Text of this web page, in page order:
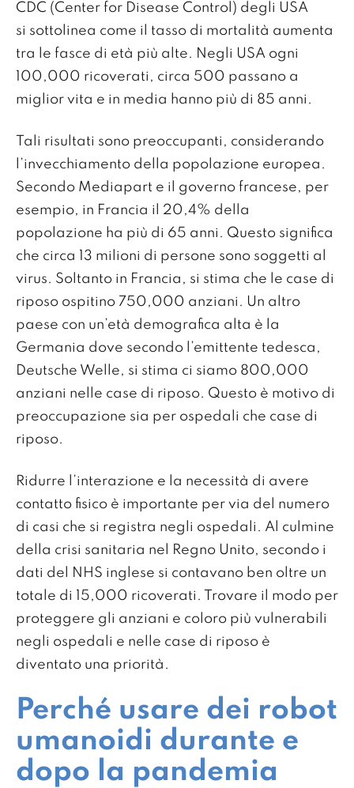
CDC (Center for Disease Control) degli USA
si sottolinea come il tasso di mortalità aumenta
tra le fasce di età più alte. Negli USA ogni
100,000 ricoverati, circa 500 passano a
miglior vita e in media hanno più di 85 anni.
Tali risultati sono preoccupanti, considerando
l’invecchiamento della popolazione europea.
Secondo Mediapart e il governo francese, per
esempio, in Francia il 20,4% della
popolazione ha più di 65 anni. Questo significa
che circa 13 milioni di persone sono soggetti al
virus. Soltanto in Francia, si stima che le case di
riposo ospitino 750,000 anziani. Un altro
paese con un’età demografica alta è la
Germania dove secondo l’emittente tedesca,
Deutsche Welle, si stima ci siamo 800,000
anziani nelle case di riposo. Questo è motivo di
preoccupazione sia per ospedali che case di
riposo.
Ridurre l’interazione e la necessità di avere
contatto fisico è importante per via del numero
di casi che si registra negli ospedali. Al culmine
della crisi sanitaria nel Regno Unito, secondo i
dati del NHS inglese si contavano ben oltre un
totale di 15,000 ricoverati. Trovare il modo per
proteggere gli anziani e coloro più vulnerabili
negli ospedali e nelle case di riposo è
diventato una priorità.
Perché usare dei robot
umanoidi durante e
dopo la pandemia